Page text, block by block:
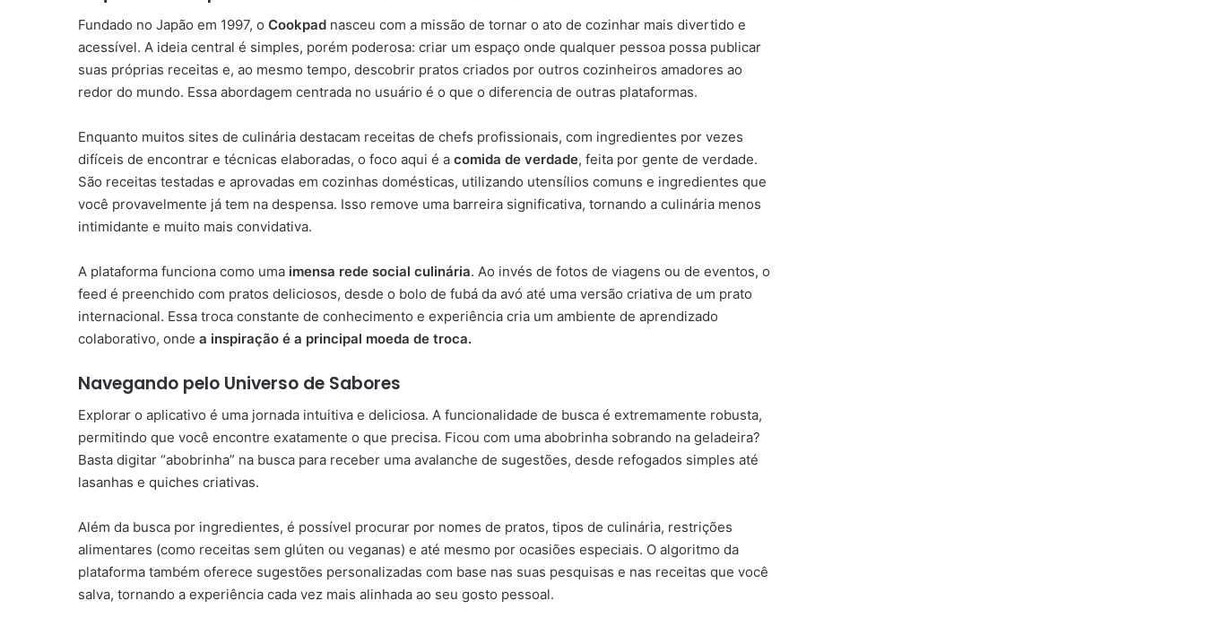
Fundado no Japão em 1997, o Cookpad nasceu com a missão de tornar o ato de cozinhar mais divertido e
acessível. A ideia central é simples, porém poderosa: criar um espaço onde qualquer pessoa possa publicar
suas próprias receitas e, ao mesmo tempo, descobrir pratos criados por outros cozinheiros amadores ao
redor do mundo. Essa abordagem centrada no usuário é o que o diferencia de outras plataformas.
Enquanto muitos sites de culinária destacam receitas de chefs profissionais, com ingredientes por vezes
difíceis de encontrar e técnicas elaboradas, o foco aqui é a comida de verdade, feita por gente de verdade.
São receitas testadas e aprovadas em cozinhas domésticas, utilizando utensílios comuns e ingredientes que
você provavelmente já tem na despensa. Isso remove uma barreira significativa, tornando a culinária menos
intimidante e muito mais convidativa.
A plataforma funciona como uma imensa rede social culinária. Ao invés de fotos de viagens ou de eventos, o
feed é preenchido com pratos deliciosos, desde o bolo de fubá da avó até uma versão criativa de um prato
internacional. Essa troca constante de conhecimento e experiência cria um ambiente de aprendizado
colaborativo, onde a inspiração é a principal moeda de troca.
Navegando pelo Universo de Sabores
Explorar o aplicativo é uma jornada intuitiva e deliciosa. A funcionalidade de busca é extremamente robusta,
permitindo que você encontre exatamente o que precisa. Ficou com uma abobrinha sobrando na geladeira?
Basta digitar “abobrinha” na busca para receber uma avalanche de sugestões, desde refogados simples até
lasanhas e quiches criativas.
Além da busca por ingredientes, é possível procurar por nomes de pratos, tipos de culinária, restrições
alimentares (como receitas sem glúten ou veganas) e até mesmo por ocasiões especiais. O algoritmo da
plataforma também oferece sugestões personalizadas com base nas suas pesquisas e nas receitas que você
salva, tornando a experiência cada vez mais alinhada ao seu gosto pessoal.